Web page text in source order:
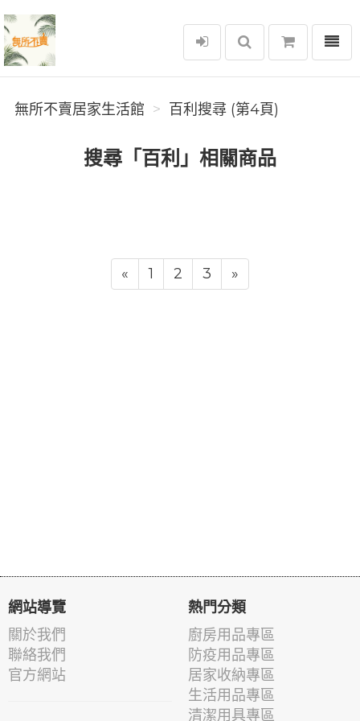
無所不賣居家生活館
選單
無所不賣居家生活館 百利搜尋 (第4頁)
搜尋「百利」相關商品
« 1 2 3 »
網站導覽
關於我們
聯絡我們
官方網站
熱門分類
廚房用品專區
防疫用品專區
居家收納專區
生活用品專區
清潔用具專區